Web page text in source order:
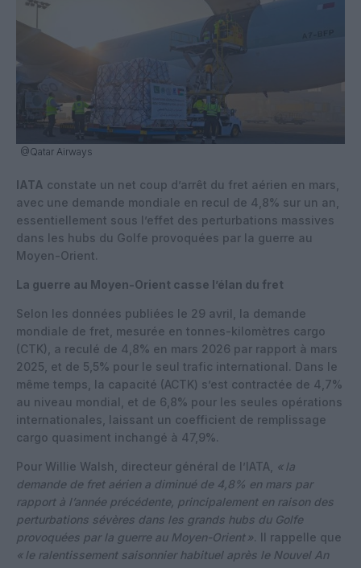
@Qatar Airways
IATA constate un net coup d’arrêt du fret aérien en mars,
avec une demande mondiale en recul de 4,8% sur un an,
essentiellement sous l’effet des perturbations massives
dans les hubs du Golfe provoquées par la guerre au
Moyen-Orient.
La guerre au Moyen-Orient casse l’élan du fret
Selon les données publiées le 29 avril, la demande
mondiale de fret, mesurée en tonnes-kilomètres cargo
(CTK), a reculé de 4,8% en mars 2026 par rapport à mars
2025, et de 5,5% pour le seul trafic international. Dans le
même temps, la capacité (ACTK) s’est contractée de 4,7%
au niveau mondial, et de 6,8% pour les seules opérations
internationales, laissant un coefficient de remplissage
cargo quasiment inchangé à 47,9%.
Pour Willie Walsh, directeur général de l’IATA, « la
demande de fret aérien a diminué de 4,8% en mars par
rapport à l’année précédente, principalement en raison des
perturbations sévères dans les grands hubs du Golfe
provoquées par la guerre au Moyen-Orient ». Il rappelle que
« le ralentissement saisonnier habituel après le Nouvel An